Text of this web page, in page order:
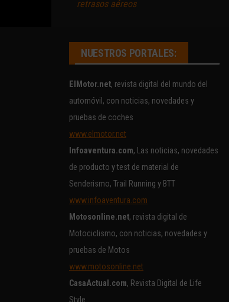
retrasos aéreos
NUESTROS PORTALES:
ElMotor.net, revista digital del mundo del
automóvil, con noticias, novedades y
pruebas de coches
www.elmotor.net
Infoaventura.com, Las noticias, novedades
de producto y test de material de
Senderismo, Trail Running y BTT
www.infoaventura.com
Motosonline.net, revista digital de
Motociclismo, con noticias, novedades y
pruebas de Motos
www.motosonline.net
CasaActual.com, Revista Digital de Life
Style